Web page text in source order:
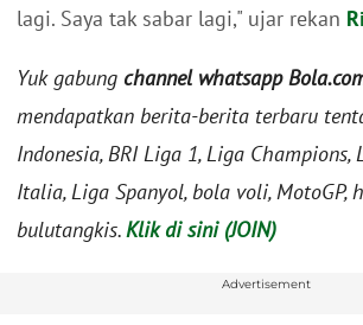
lagi. Saya tak sabar lagi," ujar rekan
Yuk gabung channel whatsapp
mendapatkan berita-berita terbaru
Indonesia, BRI Liga 1, Liga Champions,
Italia, Liga Spanyol, bola voli, MotoGP,
bulutangkis.Klik di sini (JOIN)
Advertisement